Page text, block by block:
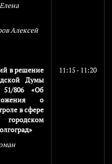
Алексей
в решение
Думы
806 «Об
о
в сфере
городском
11:15 - 11:20